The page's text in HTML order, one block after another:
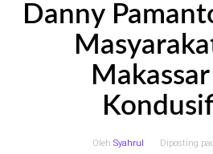
Danny
Makassar
Oleh Syahrul Diposting